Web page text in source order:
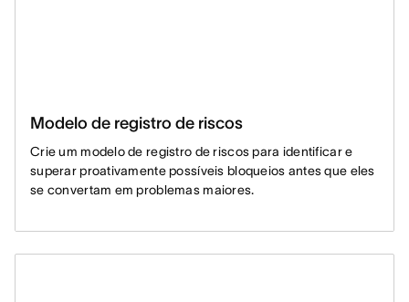
Modelo de registro de riscos
Crie um modelo de registro de riscos para identificar e
superar proativamente possíveis bloqueios antes que eles
se convertam em problemas maiores.